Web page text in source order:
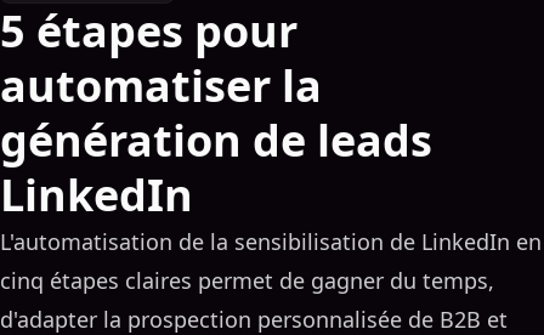
5 étapes pour
automatiser la
génération de leads
LinkedIn
L'automatisation de la sensibilisation de LinkedIn en
cinq étapes claires permet de gagner du temps,
d'adapter la prospection personnalisée de B2B et